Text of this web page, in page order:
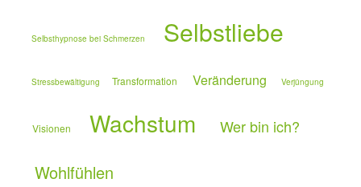
Selbsthypnose bei Schmerzen Selbstliebe
Stressbewältigung Transformation Veränderung Verjüngung
Visionen Wachstum Wer bin ich?
Wohlfühlen